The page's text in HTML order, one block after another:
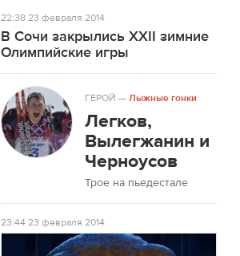
22:3823 февраля 2014
В Сочи закрылись XXII зимние
Олимпийские игры
ГЕРОЙ —Лыжные гонки
Легков,
Вылегжанин и
Черноусов
Трое на пьедестале
23:4423 февраля 2014